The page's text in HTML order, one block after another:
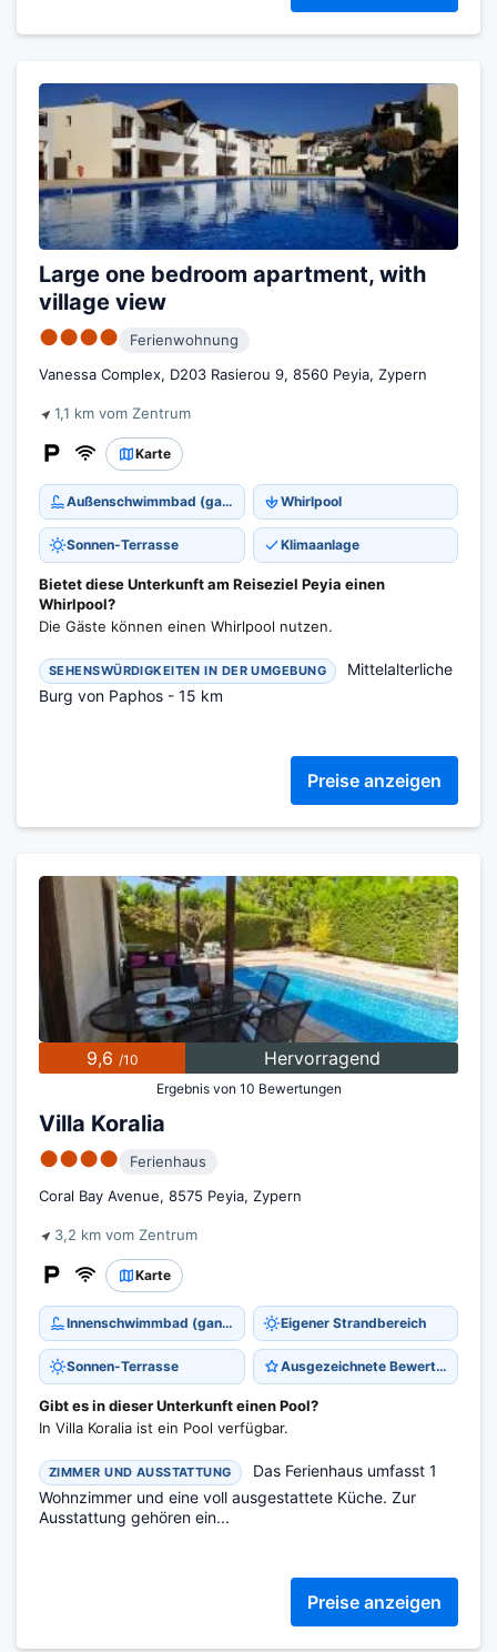
Large one bedroom apartment, with
village view
●●●●
Ferienwohnung
Vanessa Complex, D203 Rasierou 9, 8560 Peyia, Zypern
1,1 km vom Zentrum
Karte
Außenschwimmbad (ganzjährig) Whirlpool
Sonnen-Terrasse Klimaanlage
Bietet diese Unterkunft am Reiseziel Peyia einen
Whirlpool?
Die Gäste können einen Whirlpool nutzen.
SEHENSWÜRDIGKEITEN IN DER UMGEBUNG
Mittelalterliche
Burg von Paphos - 15 km
Preise anzeigen
9,6 /10 Hervorragend
Ergebnis von 10 Bewertungen
Villa Koralia
●●●●
Ferienhaus
Coral Bay Avenue, 8575 Peyia, Zypern
3,2 km vom Zentrum
Karte
Innenschwimmbad (ganzjährig) Eigener Strandbereich
Sonnen-Terrasse Ausgezeichnete Bewertung 9,6
Gibt es in dieser Unterkunft einen Pool?
In Villa Koralia ist ein Pool verfügbar.
ZIMMER UND AUSSTATTUNG
Das Ferienhaus umfasst 1
Wohnzimmer und eine voll ausgestattete Küche. Zur
Ausstattung gehören ein...
Preise anzeigen